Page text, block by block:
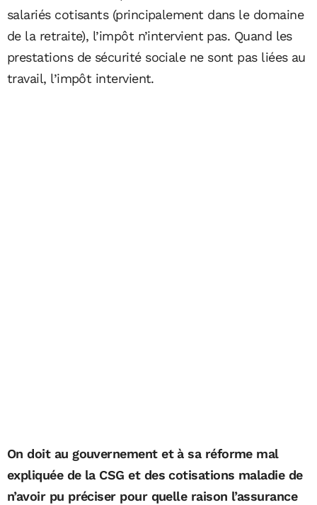
salariés cotisants (principalement dans le domaine
de la retraite), l’impôt n’intervient pas. Quand les
prestations de sécurité sociale ne sont pas liées au
travail, l’impôt intervient.
On doit au gouvernement et à sa réforme mal
expliquée de la CSG et des cotisations maladie de
n’avoir pu préciser pour quelle raison l’assurance